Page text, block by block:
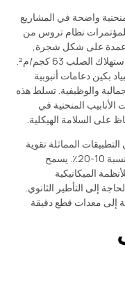
واضحة في المشاريع
نظام تروس من
36 مترًا, مدعومة بأعمدة على شكل شجرة,
تحقيق انحراف 60 مم (1/383 من المدى) واستهلاك الصلب 63 كجم/م².
بكين دعامات أنبوبية
والوظيفية. تسلط هذه
المنحنية في
على السلامة الهيكلية.
المماثلة تقوية
إضافية أو أقسامًا أثقل, زيادة تكاليف المواد بنسبة 10-20٪. يسمح
الميكانيكية
إلى التأطير الثانوي.
إلى معدات قطع دقيقة